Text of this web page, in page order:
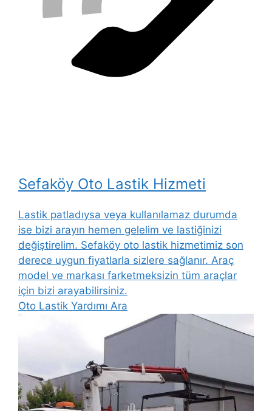
Sefaköy Oto Lastik Hizmeti
Lastik patladıysa veya kullanılamaz durumda
ise bizi arayın hemen gelelim ve lastiğinizi
değiştirelim. Sefaköy oto lastik hizmetimiz son
derece uygun fiyatlarla sizlere sağlanır. Araç
model ve markası farketmeksizin tüm araçlar
için bizi arayabilirsiniz.
Oto Lastik Yardımı Ara